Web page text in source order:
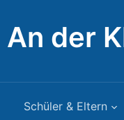
der
Schüler & Eltern